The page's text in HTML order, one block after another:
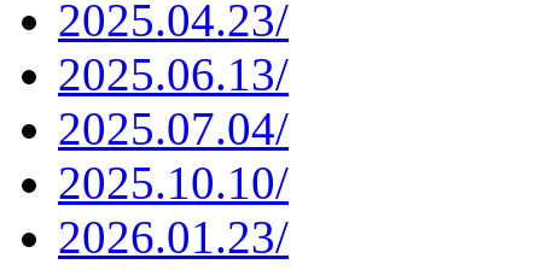
2025.04.23/
2025.06.13/
2025.07.04/
2025.10.10/
2026.01.23/